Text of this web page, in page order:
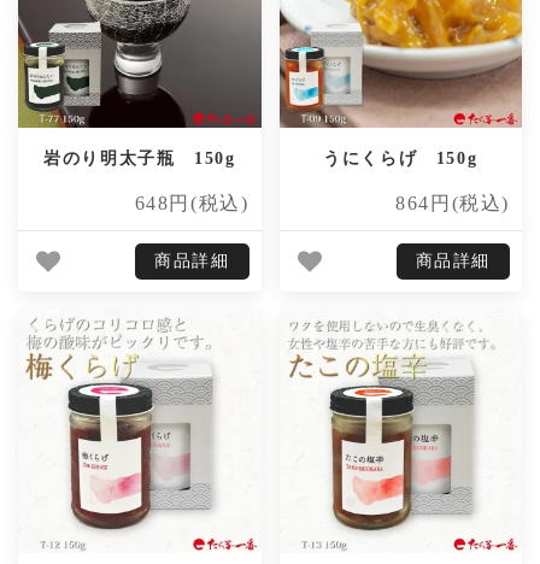
岩のり明太子瓶 150g
648円(税込)
商品詳細
うにくらげ 150g
864円(税込)
商品詳細